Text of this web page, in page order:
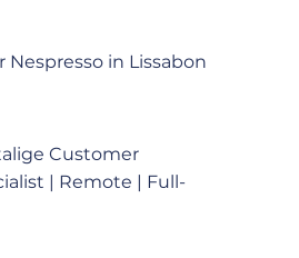
Nespresso in Lissabon
Customer
| Remote | Full-